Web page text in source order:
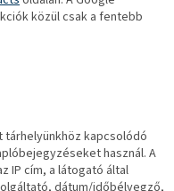
közül csak a fentebb
kapcsolódó
használ. A
IP cím, a látogató által
dátum/időbélyegző,